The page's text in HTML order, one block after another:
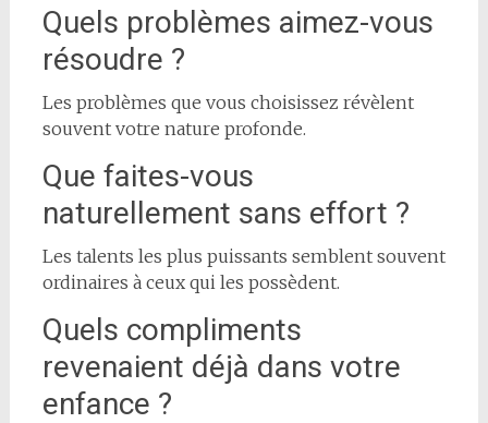
Quels problèmes aimez-vous
résoudre ?
Les problèmes que vous choisissez révèlent
souvent votre nature profonde.
Que faites-vous
naturellement sans effort ?
Les talents les plus puissants semblent souvent
ordinaires à ceux qui les possèdent.
Quels compliments
revenaient déjà dans votre
enfance ?